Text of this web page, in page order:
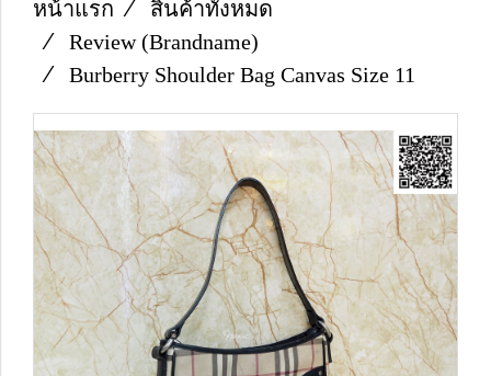
หน้าแรก
สินค้าทั้งหมด
Review (Brandname)
Burberry Shoulder Bag Canvas Size 11